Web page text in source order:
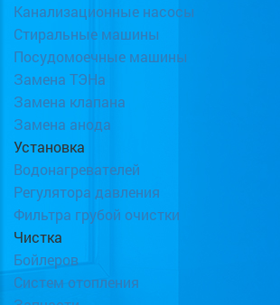
Канализационные насосы
Стиральные машины
Посудомоечные машины
Замена ТЭНа
Замена клапана
Замена анода
Установка
Водонагревателей
Регулятора давления
Фильтра грубой очистки
Чистка
Бойлеров
Систем отопления